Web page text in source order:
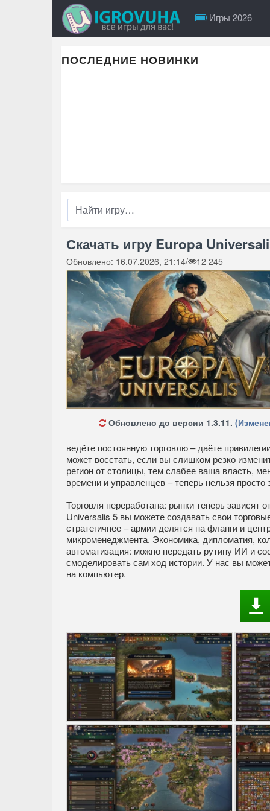
Игры 2026
ПОСЛЕДНИЕ НОВИНКИ
Скачать игру Europa
Обновлено: 16.07.2026, 21:14/ 12 245
Обновлено до версии 1.3.11.
ведёте постоянную торговлю – даёте
может восстать, если вы слишком резко
регион от столицы, тем слабее ваша власть,
времени и управленцев – теперь нельзя
Торговля переработана: рынки теперь зависят
Universalis 5 вы можете создавать свои
стратегичнее – армии делятся на фланги и
микроменеджмента. Экономика, дипломатия,
автоматизация: можно передать рутину ИИ и
смоделировать сам ход истории. У нас вы
на компьютер.